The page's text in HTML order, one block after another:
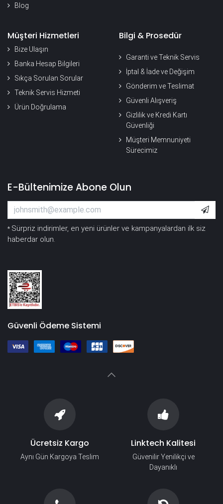
Blog
Müşteri Hizmetleri
Bize Ulaşın
Banka Hesap Bilgileri
Sıkça Sorulan Sorular
Teknik Servis Hizmeti
Ürün Doğrulama
Bilgi & Prosedür
Garanti ve Teknik Servis
İptal & İade ve Değişim
Gönderim ve Teslimat
Güvenli Alışveriş
Gizlilik ve Kredi Kartı
Güvenliği
Müşteri Memnuniyeti
Sürecimiz
E-Bültenimize Abone Olun
* Sürpriz indirimler, en yeni ürünler ve kampanyalardan ilk siz
haberdar olun.
Güvenli Ödeme Sistemi
Ücretsiz Kargo
Aynı Gün Kargoya Teslim
Linktech Kalitesi
Güvenilir Yenilikçi ve
Dayanıklı